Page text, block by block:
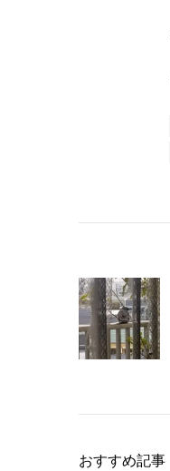
おすすめ記事